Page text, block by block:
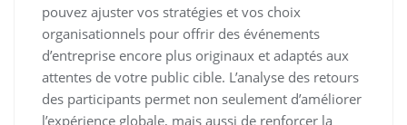
pouvez ajuster vos stratégies et vos choix
organisationnels pour offrir des événements
d’entreprise encore plus originaux et adaptés aux
attentes de votre public cible. L’analyse des retours
des participants permet non seulement d’améliorer
l’expérience globale, mais aussi de renforcer la